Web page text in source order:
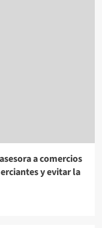
a comercios
y evitar la